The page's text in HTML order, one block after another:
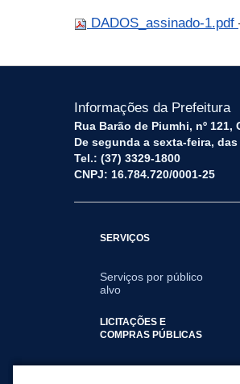
DADOS_assinado-1.pdf
Informações da Prefeitura
Rua Barão de Piumhi, nº 121,
De segunda a sexta-feira, das
Tel.: (37) 3329-1800
CNPJ: 16.784.720/0001-25
SERVIÇOS
Serviços por público
alvo
LICITAÇÕES E
COMPRAS PÚBLICAS